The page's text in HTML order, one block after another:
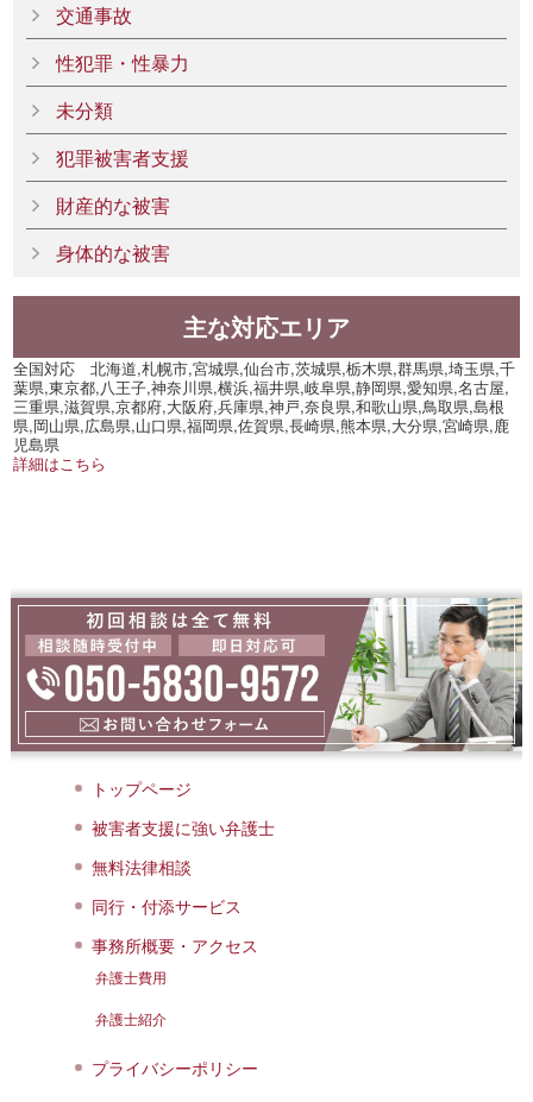
交通事故
性犯罪・性暴力
未分類
犯罪被害者支援
財産的な被害
身体的な被害
主な対応エリア
全国対応 北海道,札幌市,宮城県,仙台市,茨城県,栃木県,群馬県,埼玉県,千
葉県,東京都,八王子,神奈川県,横浜,福井県,岐阜県,静岡県,愛知県,名古屋,
三重県,滋賀県,京都府,大阪府,兵庫県,神戸,奈良県,和歌山県,鳥取県,島根
県,岡山県,広島県,山口県,福岡県,佐賀県,長崎県,熊本県,大分県,宮崎県,鹿
児島県
詳細はこちら
トップページ
被害者支援に強い弁護士
無料法律相談
同行・付添サービス
事務所概要・アクセス
弁護士費用
弁護士紹介
プライバシーポリシー